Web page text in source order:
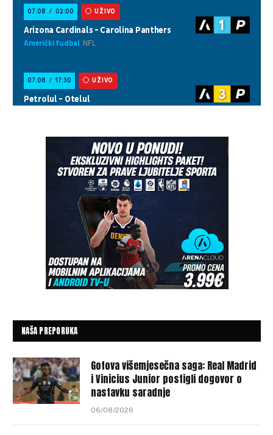
NAŠA PREPORUKA
Gotova višemjesečna saga: Real Madrid
i Vinicius Junior postigli dogovor o
nastavku saradnje
06/08/2026